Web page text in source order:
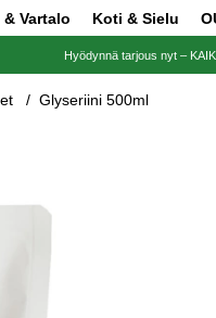
& Vartalo Koti & Sielu
Hyödynnä tarjous nyt –
Glyseriini 500ml